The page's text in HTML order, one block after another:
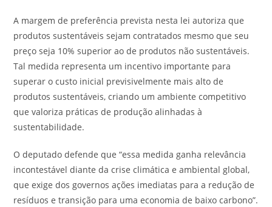
A margem de preferência prevista nesta lei autoriza que
produtos sustentáveis sejam contratados mesmo que seu
preço seja 10% superior ao de produtos não sustentáveis.
Tal medida representa um incentivo importante para
superar o custo inicial previsivelmente mais alto de
produtos sustentáveis, criando um ambiente competitivo
que valoriza práticas de produção alinhadas à
sustentabilidade.
O deputado defende que “essa medida ganha relevância
incontestável diante da crise climática e ambiental global,
que exige dos governos ações imediatas para a redução de
resíduos e transição para uma economia de baixo carbono”.